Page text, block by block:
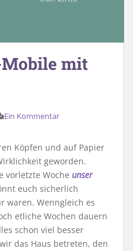
mit
Ein Kommentar
Köpfen und auf Papier
geworden.
vorletzte Woche unser
euch sicherlich
waren. Wenngleich es
etliche Wochen dauern
schon viel besser
das Haus betreten, den